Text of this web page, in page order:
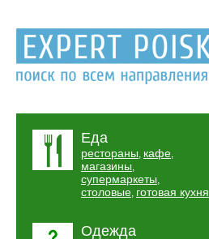
Еда
рестораны, кафе,
магазины,
супермаркеты,
столовые, готовая кухня
Одежда